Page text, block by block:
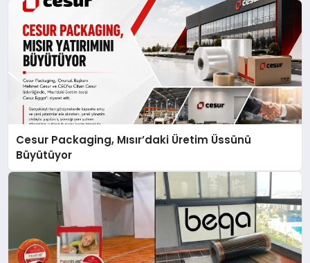
Cesur Packaging, Mısır’daki Üretim Üssünü
Büyütüyor